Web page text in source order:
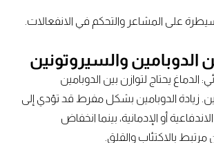
على المشاعر والتحكم في الانفعالات.
الدماغ يحتاج لتوازن بين الدوبامين
زيادة الدوبامين بشكل مفرط قد تؤدي إلى
أو الإدمانية، بينما انخفاض
مرتبط بالاكتئاب والقلق.